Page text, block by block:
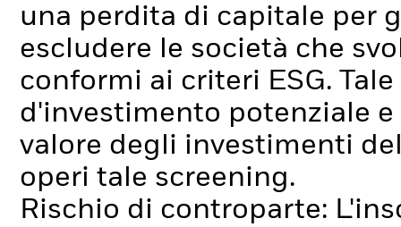
una perdita di capitale per
escludere le società che
conformi ai criteri ESG.
d'investimento potenziale
valore degli investimenti
operi tale screening.
Rischio di controparte: